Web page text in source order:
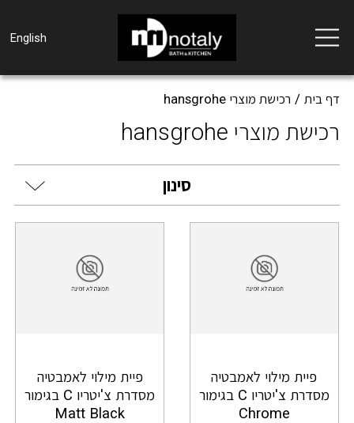
Toggle
navigation
English
דף בית רכישת מוצרי hansgrohe
רכישת מוצרי hansgrohe
סינון
פיית מילוי לאמבטיה
מסדרת צ'יטריו C בגימור
Chrome
פיית מילוי לאמבטיה
מסדרת צ'יטריו C בגימור
Matt Black